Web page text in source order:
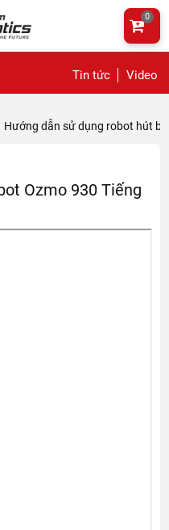
Tin tức Video
0
Hướng dẫn sử dụng robot hút
Ozmo 930 Tiếng